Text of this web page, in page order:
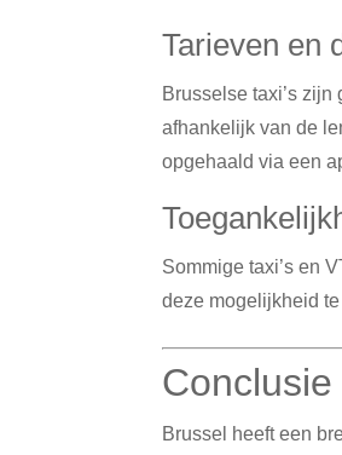
Tarieven en
Brusselse taxi’s
afhankelijk van de
opgehaald via een
Sommige taxi’s en
deze mogelijkheid
Conclusie
Brussel heeft een